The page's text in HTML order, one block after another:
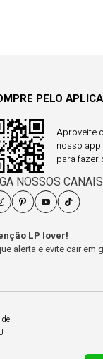
PELO
Aproveite
nosso
para fazer
NOSSOS
LP lover!
alerta e evite cair em